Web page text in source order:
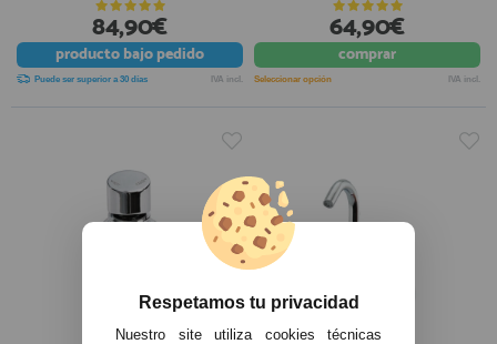
84,90€
productobajo pedido
Puede ser superior a 30 días IVA incl.
64,90€
comprar
Seleccionar opción IVA incl.
Respetamos tu privacidad
Nuestro site utiliza cookies técnicas